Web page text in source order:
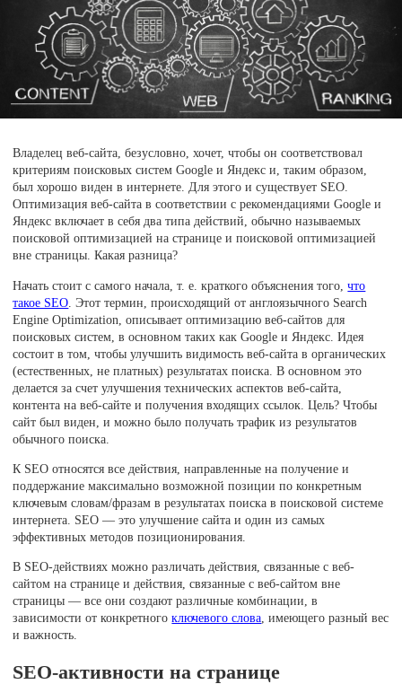
Владелец веб-сайта, безусловно, хочет, чтобы он соответствовал
критериям поисковых систем Google и Яндекс и, таким образом,
был хорошо виден в интернете. Для этого и существует SEO.
Оптимизация веб-сайта в соответствии с рекомендациями Google и
Яндекс включает в себя два типа действий, обычно называемых
поисковой оптимизацией на странице и поисковой оптимизацией
вне страницы. Какая разница?
Начать стоит с самого начала, т. е. краткого объяснения того,что
такое SEO . Этот термин, происходящий от англоязычного Search
Engine Optimization, описывает оптимизацию веб-сайтов для
поисковых систем, в основном таких как Google и Яндекс. Идея
состоит в том, чтобы улучшить видимость веб-сайта в органических
(естественных, не платных) результатах поиска. В основном это
делается за счет улучшения технических аспектов веб-сайта,
контента на веб-сайте и получения входящих ссылок. Цель? Чтобы
сайт был виден, и можно было получать трафик из результатов
обычного поиска.
К SEO относятся все действия, направленные на получение и
поддержание максимально возможной позиции по конкретным
ключевым словам/фразам в результатах поиска в поисковой системе
интернета. SEO — это улучшение сайта и один из самых
эффективных методов позиционирования.
В SEO-действиях можно различать действия, связанные с веб-
сайтом на странице и действия, связанные с веб-сайтом вне
страницы — все они создают различные комбинации, в
зависимости от конкретногоключевого слова, имеющего разный вес
и важность.
SEO-активности на странице